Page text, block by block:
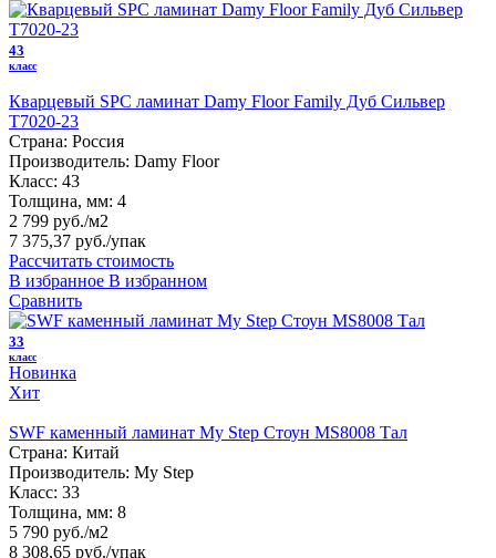
43
класс
Кварцевый SPC ламинат Damy Floor Family Дуб Сильвер
T7020-23
Страна: Россия
Производитель: Damy Floor
Класс: 43
Толщина, мм: 4
2 799 руб./м2
7 375,37 руб./упак
Рассчитать стоимость
В избранное В избранном
Сравнить
33
класс
Новинка
Хит
SWF каменный ламинат My Step Стоун MS8008 Тал
Страна: Китай
Производитель: My Step
Класс: 33
Толщина, мм: 8
5 790 руб./м2
8 308,65 руб./упак